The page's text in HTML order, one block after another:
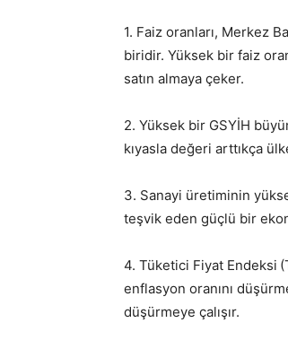
1. Faiz oranları, Merkez
biridir. Yüksek bir faiz
satın almaya çeker.
2. Yüksek bir GSYİH
kıyasla değeri arttıkça
3. Sanayi üretiminin
teşvik eden güçlü bir
4. Tüketici Fiyat Endeksi
enflasyon oranını
düşürmeye çalışır.